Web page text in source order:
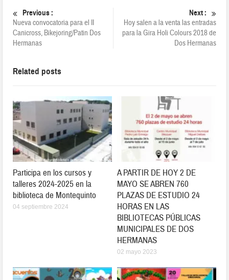
Previous :
Nueva convocatoria para el II
Canicross, Bikejoring/Patin Dos
Hermanas
Next :
Hoy salen a la venta las entradas
para la Gira Holi Colours 2018 de
Dos Hermanas
Related posts
Participa en los cursos y
talleres 2024-2025 en la
biblioteca de Montequinto
04 septiembre 2024
A PARTIR DE HOY 2 DE
MAYO SE ABREN 760
PLAZAS DE ESTUDIO 24
HORAS EN LAS
BIBLIOTECAS PÚBLICAS
MUNICIPALES DE DOS
HERMANAS
02 mayo 2023